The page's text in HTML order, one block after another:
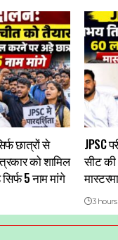
छात्रों से
को शामिल
5 नाम मांगे
JPSC
सीट
3 hours